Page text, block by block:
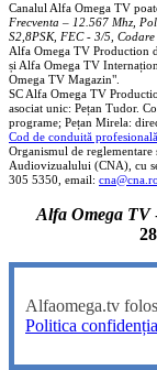
Canalul Alfa Omega TV
Frecventa – 12.567 Mhz,
S2,8PSK, FEC - 3/5,
Alfa Omega TV Production
și Alfa Omega TV
Omega TV Magazin".
SC Alfa Omega TV
asociat unic: Pețan Tudor.
programe; Pețan Mirela:
Cod de conduită profesională
Organismul de reglementare
Audiovizualului (CNA), cu
305 5350, email: cna@cna.ro
Alfa Omega TV
Alfaomega.tv
Politica